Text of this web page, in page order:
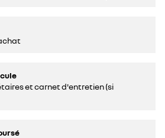
et carnet d'entretien (si